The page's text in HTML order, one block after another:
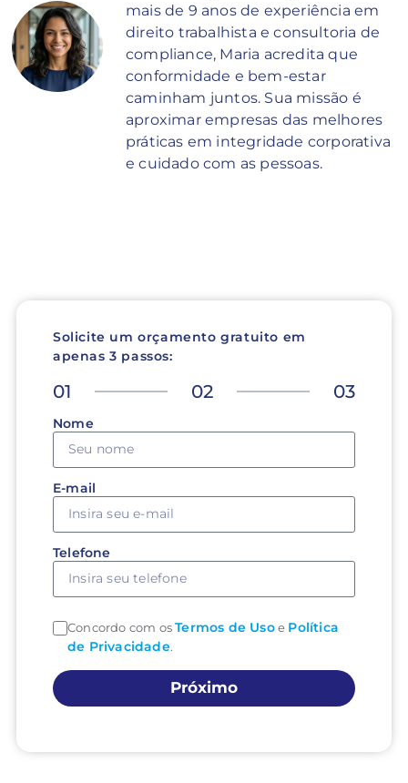
mais de 9 anos de experiência em
direito trabalhista e consultoria de
compliance, Maria acredita que
conformidade e bem-estar
caminham juntos. Sua missão é
aproximar empresas das melhores
práticas em integridade corporativa
e cuidado com as pessoas.
Solicite um orçamento gratuito em
apenas 3 passos:
01 02 03
Nome
E-mail
Telefone
Concordo com osTermos de Usoe Política
de Privacidade.
Próximo